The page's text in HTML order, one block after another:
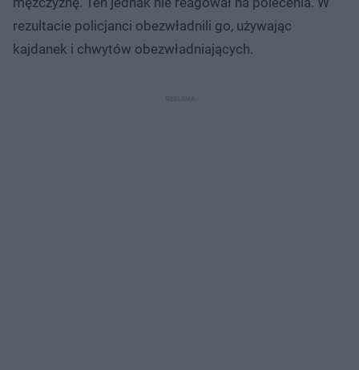
rezultacie policjanci obezwładnili go, używając
kajdanek i chwytów obezwładniających.